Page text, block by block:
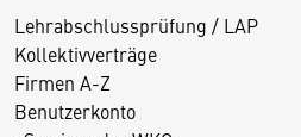
Lehrabschlussprüfung / LAP
Kollektivverträge
Firmen A-Z
Benutzerkonto